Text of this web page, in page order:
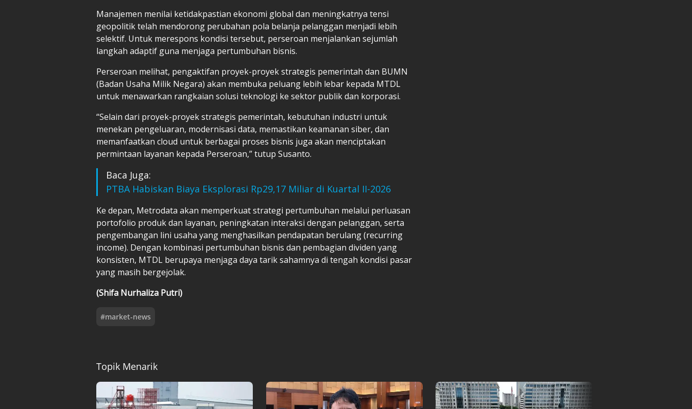
Manajemen menilai ketidakpastian ekonomi global dan meningkatnya tensi
geopolitik telah mendorong perubahan pola belanja pelanggan menjadi lebih
selektif. Untuk merespons kondisi tersebut, perseroan menjalankan sejumlah
langkah adaptif guna menjaga pertumbuhan bisnis.
Perseroan melihat, pengaktifan proyek-proyek strategis pemerintah dan BUMN
(Badan Usaha Milik Negara) akan membuka peluang lebih lebar kepada MTDL
untuk menawarkan rangkaian solusi teknologi ke sektor publik dan korporasi.
“Selain dari proyek-proyek strategis pemerintah, kebutuhan industri untuk
menekan pengeluaran, modernisasi data, memastikan keamanan siber, dan
memanfaatkan cloud untuk berbagai proses bisnis juga akan menciptakan
permintaan layanan kepada Perseroan,” tutup Susanto.
Baca Juga:
PTBA Habiskan Biaya Eksplorasi Rp29,17 Miliar di Kuartal II-2026
Ke depan, Metrodata akan memperkuat strategi pertumbuhan melalui perluasan
portofolio produk dan layanan, peningkatan interaksi dengan pelanggan, serta
pengembangan lini usaha yang menghasilkan pendapatan berulang (recurring
income). Dengan kombinasi pertumbuhan bisnis dan pembagian dividen yang
konsisten, MTDL berupaya menjaga daya tarik sahamnya di tengah kondisi pasar
yang masih bergejolak.
(Shifa Nurhaliza Putri)
#market-news
Topik Menarik